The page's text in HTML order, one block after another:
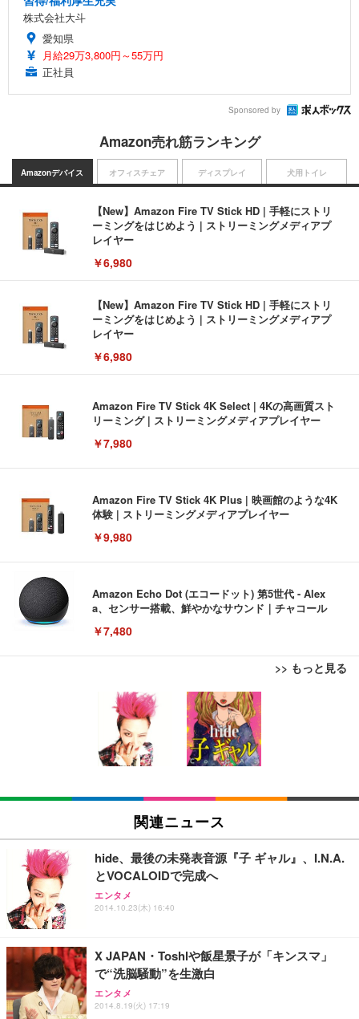
株式会社大斗
愛知県
月給29万3,800円～55万円
正社員
Sponsored by
Amazon売れ筋ランキング
Amazonデバイス
【New】Amazon Fire TV Stick HD | 手軽にストリ
ーミングをはじめよう | ストリーミングメディアプ
レイヤー
￥6,980
【New】Amazon Fire TV Stick HD | 手軽にストリ
ーミングをはじめよう | ストリーミングメディアプ
レイヤー
￥6,980
Amazon Fire TV Stick 4K Select | 4Kの高画質スト
リーミング | ストリーミングメディアプレイヤー
￥7,980
Amazon Fire TV Stick 4K Plus | 映画館のような4K
体験 | ストリーミングメディアプレイヤー
￥9,980
Amazon Echo Dot (エコードット) 第5世代 - Alex
a、センサー搭載、鮮やかなサウンド｜チャコール
￥7,480
>> もっと見る
オフィスチェア
[EdoErgo] オフィスチェア 椅子 テレワーク 疲れな
い 跳ね上げ式アームレスト コンパクト 約105度ロッ
キング pc 事務椅子 360度回転 座面昇降 強化ナイロ
ン樹脂ベース 通気性メッシュ 在宅ワーク H-WY01
(黒網+黒枠+黒足)
￥5,699
SIHOO B100 オフィスチェア／デスクチェア メッシ
ュチェア 人間工学 疲れない ブラック
￥27,999
ワーク チェア 強化バックレスト 30度ロッキング機
能 人間工学 椅子 腰サポート 90度跳ね上げ式アーム
務用 おしゃれ パソコンチェア (ブラック)
Sezlife オフィスチェア デスクチェア 疲れない テレ
ワーク チェア 強化バックレスト 30度ロッキング機
能 人間工学 椅子 腰サポート 90度跳ね上げ式アーム
ディスプレイ
EIZO ビジネス向けプレミアムモニター | FlexScan
EV3240X-WT | 31.5型4K UHD・USB Type-C・ホワ
￥105,595
EIZO ビジネス向けプレミアムモニター | FlexScan
￥109,572
【純正品】27"ゲーミングモニター DualSense 充電
フック付き（CFI-ZDM1J）
【整備済み品】Dell E2724HS 27インチ 液晶モニタ
ー フルHD（1920×1080）VA 非光沢 HDMI/DisplayP
ort/VGA スピーカー内蔵 高さ調整 スイベル VESA対
犬用トイレ
Amazonベーシック ペットシーツ 薄型 レギュラー 1
回使い捨て 無香料 ホワイト 300枚
￥3,373
Amazonベーシック ペットシーツ 厚型 ワイド 42枚
x2袋(84枚) ホワイト(吸収面:ライトブルー)
￥3,234
ネオ・ルーライフ ネオ・オムツ L 中型犬用 26枚入
り 単品
Smart Basic(スマートベーシック) 【Amazon.co.jp
限定】 Smart Basic アイリスオーヤマ ペットシーツ
超厚型 お徳用 ワイド 100枚入 (x 1) (ケース販売)
関連ニュース
hide、最後の未発表音源『子 ギャル』、I.N.A.
とVOCALOIDで完成へ
エンタメ
2014.10.23(木) 16:40
X JAPAN・Toshlや飯星景子が「キンスマ」
で“洗脳騒動”を生激白
エンタメ
2014.8.19(火) 17:19